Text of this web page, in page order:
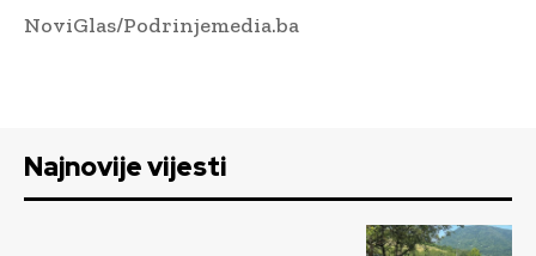
NoviGlas/Podrinjemedia.ba
Najnovije vijesti